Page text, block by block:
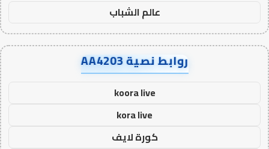
عالم الشباب
روابط نصية AA4203
koora live
kora live
كورة لايف